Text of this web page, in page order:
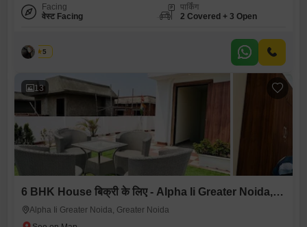
Facing
वेस्ट Facing
पार्किंग
2 Covered + 3 Open
शुभम
5
13
6 BHK House बिक्री के लिए - Alpha Ii Greater Noida, Greater Noida
Alpha Ii Greater Noida, Greater Noida